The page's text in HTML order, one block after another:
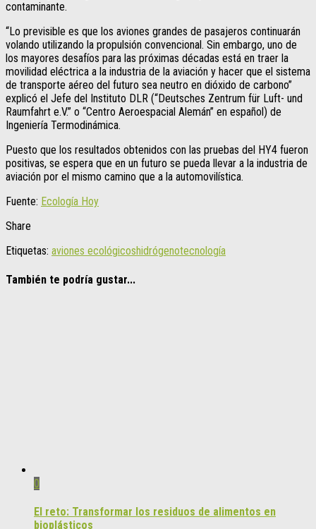
contaminante.
“Lo previsible es que los aviones grandes de pasajeros continuarán
volando utilizando la propulsión convencional. Sin embargo, uno de
los mayores desafíos para las próximas décadas está en traer la
movilidad eléctrica a la industria de la aviación y hacer que el sistema
de transporte aéreo del futuro sea neutro en dióxido de carbono”
explicó el Jefe del Instituto DLR (“Deutsches Zentrum für Luft- und
Raumfahrt e.V.” o “Centro Aeroespacial Alemán” en español) de
Ingeniería Termodinámica.
Puesto que los resultados obtenidos con las pruebas del HY4 fueron
positivas, se espera que en un futuro se pueda llevar a la industria de
aviación por el mismo camino que a la automovilística.
Fuente: Ecología Hoy
Share
Etiquetas: aviones ecológicoshidrógenotecnología
También te podría gustar...
0
El reto: Transformar los residuos de alimentos en
bioplásticos